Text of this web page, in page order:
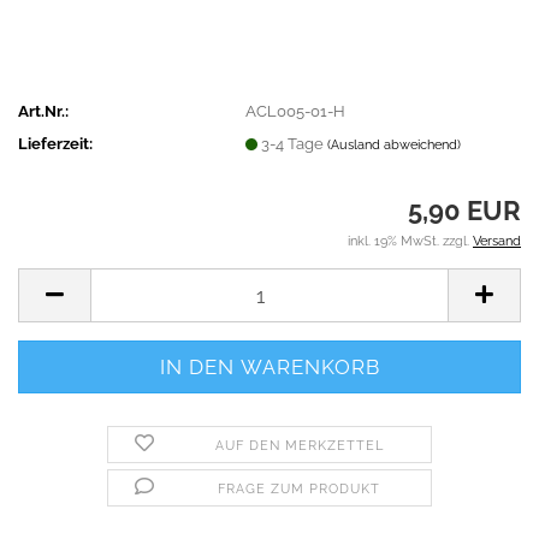
Art.Nr.:
ACL005-01-H
Lieferzeit:
3-4 Tage(Ausland abweichend)
5,90 EUR
inkl. 19% MwSt. zzgl. Versand
AUF DEN MERKZETTEL
FRAGE ZUM PRODUKT